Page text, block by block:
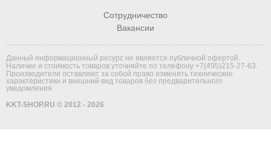
Сотрудничество
Вакансии
Данный информационный ресурс не является публичной офертой.
Наличие и стоимость товаров уточняйте по телефону +7(495)215-27-63
Производители оставляют за собой право изменять технические
характеристики и внешний вид товаров без предварительного
уведомления.
KKT-SHOP.RU © 2012 - 2026